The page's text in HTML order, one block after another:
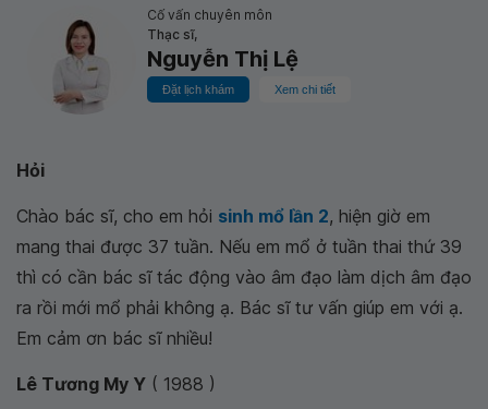
Cố vấn chuyên môn
Thạc sĩ,
Nguyễn Thị Lệ
Đặt lịch khám Xem chi tiết
Hỏi
Chào bác sĩ, cho em hỏi sinh mổ lần 2, hiện giờ em
mang thai được 37 tuần. Nếu em mổ ở tuần thai thứ 39
thì có cần bác sĩ tác động vào âm đạo làm dịch âm đạo
ra rồi mới mổ phải không ạ. Bác sĩ tư vấn giúp em với ạ.
Em cảm ơn bác sĩ nhiều!
Lê Tương My Y ( 1988 )